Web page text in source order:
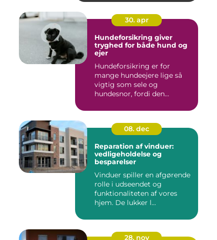
30. apr
Hundeforsikring giver
tryghed for både hund og
ejer
Hundeforsikring er for
mange hundeejere lige så
vigtig som sele og
hundesnor, fordi den
08. dec
Reparation af vinduer:
vedligeholdelse og
besparelser
Vinduer spiller en afgørende
rolle i udseendet og
funktionaliteten af vores
hjem. De lukker l...
28. nov